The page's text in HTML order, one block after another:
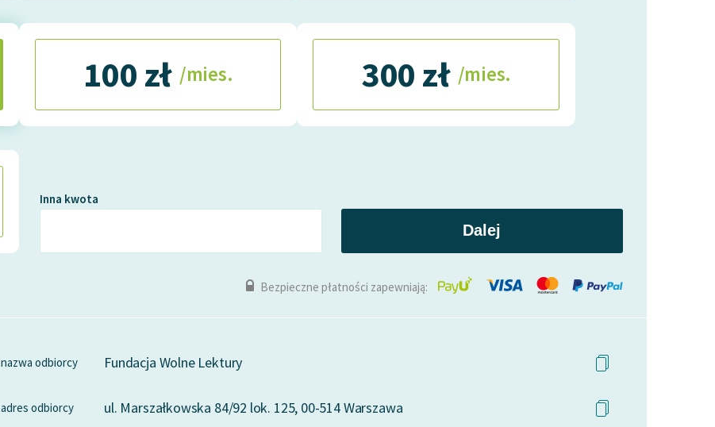
100 zł /mies. 300 zł /mies.
Inna kwota
Dalej
Bezpieczne płatności zapewniają:
nazwa odbiorcy Fundacja Wolne Lektury
adres odbiorcy ul. Marszałkowska 84/92 lok. 125, 00-514 Warszawa